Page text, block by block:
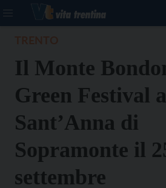
Il Monte
Green Festival a
Sant’Anna di
Sopramonte il
settembre